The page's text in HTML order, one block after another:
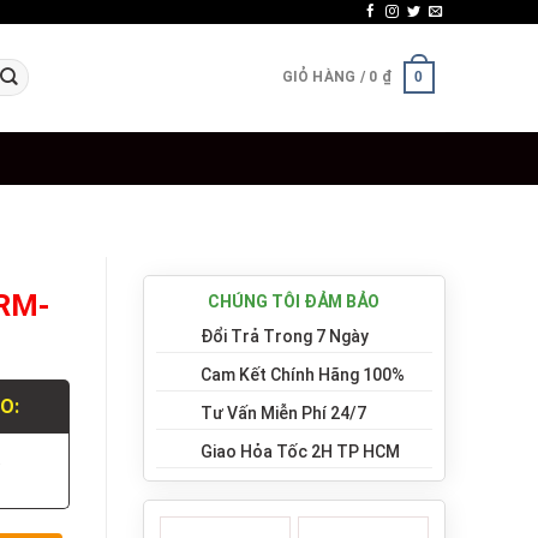
GIỎ HÀNG / 0 ₫ 0
CHÚNG TÔI ĐẢM BẢO
Đổi Trả Trong 7 Ngày
Cam Kết Chính Hãng 100%
Tư Vấn Miễn Phí 24/7
Giao Hỏa Tốc 2H TP HCM